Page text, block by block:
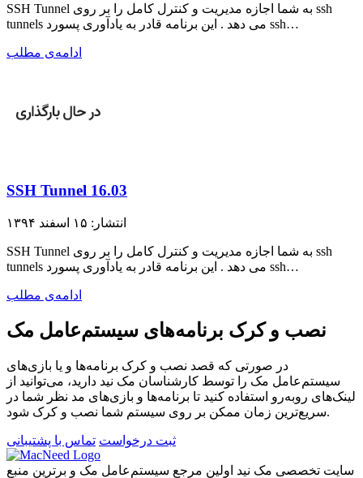
SSH Tunnel به شما اجازه مدیریت و کنترل کامل را بر روی ssh
tunnels می دهد . این برنامه قادر به یادآوری پسورد ssh…
ادامه‌ی مطلب
SSH Tunnel 16.03
انتشار: ۱۵ اسفند ۱۳۹۴
SSH Tunnel به شما اجازه مدیریت و کنترل کامل را بر روی ssh
tunnels می دهد . این برنامه قادر به یادآوری پسورد ssh…
ادامه‌ی مطلب
نصب و کرک برنامه‌های سیستم‌عامل مک
در صورتی که قصد نصب و کرک برنامه‌ها و یا بازی‌های
سیستم‌عامل مک را توسط کارشناسان مک نید دارید، می‌توانید از
لینک‌های رو‌به‌رو استفاده کنید تا برنامه‌ها و بازی‌های مد نظر شما در
سریع‌ترین زمان ممکن بر روی سیستم شما نصب و کرک شود.
ثبت درخواست تماس با پشتیبانی
سایت تخصصی مک نید اولین مرجع سیستم‌عامل مک و برترین منبع